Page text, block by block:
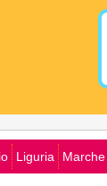
Liguria Marche